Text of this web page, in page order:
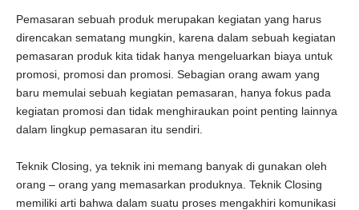
Pemasaran sebuah produk merupakan kegiatan yang harus
direncakan sematang mungkin, karena dalam sebuah kegiatan
pemasaran produk kita tidak hanya mengeluarkan biaya untuk
promosi, promosi dan promosi. Sebagian orang awam yang
baru memulai sebuah kegiatan pemasaran, hanya fokus pada
kegiatan promosi dan tidak menghiraukan point penting lainnya
dalam lingkup pemasaran itu sendiri.
Teknik Closing, ya teknik ini memang banyak di gunakan oleh
orang – orang yang memasarkan produknya. Teknik Closing
memiliki arti bahwa dalam suatu proses mengakhiri komunikasi